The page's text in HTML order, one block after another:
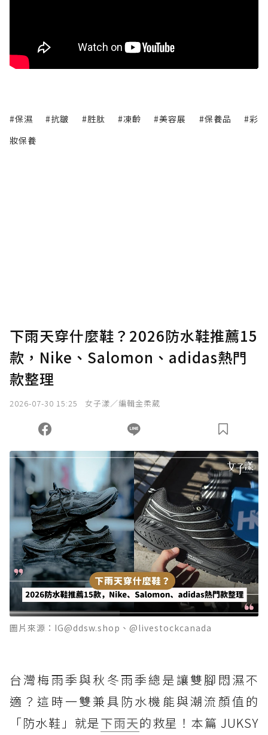
#保濕 #抗皺 #胜肽 #凍齡 #美容展 #保養品
#彩
妝保養
下雨天穿什麼鞋？2026防水鞋推薦15
款，Nike、Salomon、adidas熱門
款整理
2026-07-30 15:25 女子漾／編輯金柔葳
圖片來源：IG@ddsw.shop、@livestockcanada
台灣梅雨季與秋冬雨季總是讓雙腳悶濕不
適？這時一雙兼具防水機能與潮流顏值的
「防水鞋」就是下雨天的救星！本篇 JUKSY